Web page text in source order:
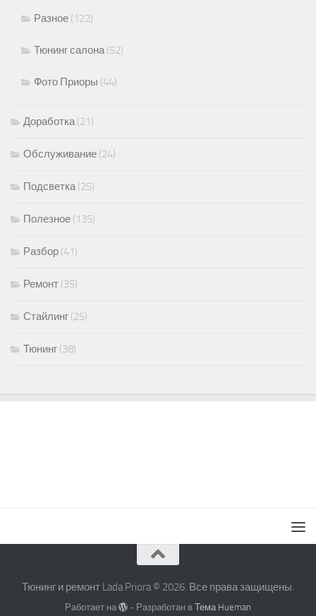
Разное (122)
Тюнинг салона(52)
Фото Приоры (44)
Доработка(21)
Обслуживание (24)
Подсветка(25)
Полезное (135)
Разбор (41)
Ремонт (35)
Стайлинг (25)
Тюнинг (38)
Тюнинг и ремонт Lada Priora © 2026. Все права защищены.
Работает на - Разработан вТема Hueman